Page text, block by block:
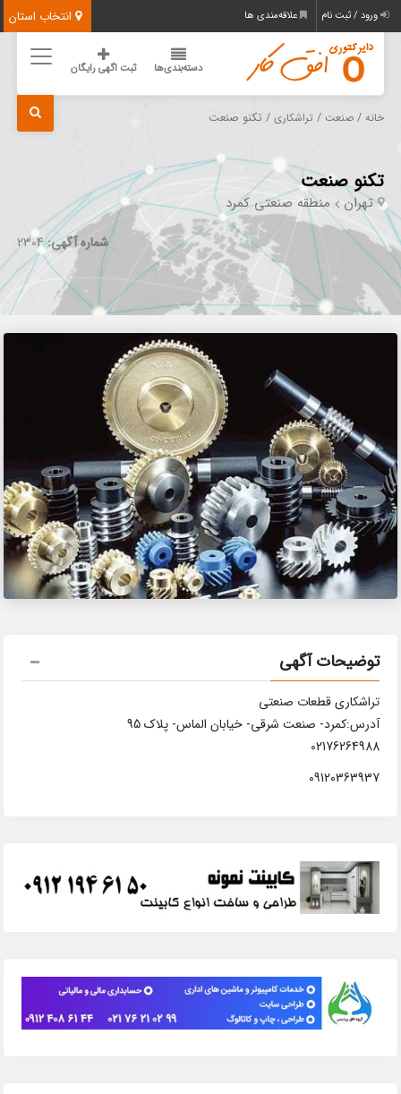
انتخاب استان ورود / ثبت نام علاقه‌مندی ها
دسته‌بندی‌ها ثبت اگهی رایگان
خانه /صنعت / تراشکاری / تکنو صنعت
تکنو صنعت
تهران منطقه صنعتی کمرد
شماره آگهی:2304
توضیحات آگهی
تراشکاری قطعات صنعتی
آدرس:کمرد- صنعت شرقی- خیابان الماس- پلاک 95
02176264988
09120363937